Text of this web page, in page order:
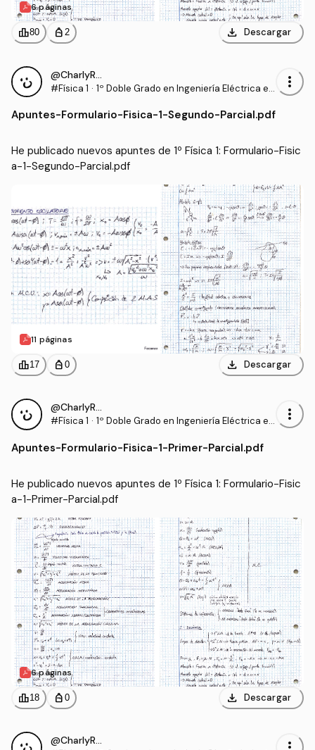
6 páginas
leaderboard80 personal_bag 2 download Descargar
@CharlyRRT
#Física 1 · 1º Doble Grado en Ingeniería Eléctrica e I
more_vert
Apuntes-Formulario-Fisica-1-Segundo-Parcial.pdf
He publicado nuevos apuntes de 1º Física 1: Formulario-Fisic
a-1-Segundo-Parcial.pdf
11 páginas
leaderboard17 personal_bag 0 download Descargar
@CharlyRRT
#Física 1 · 1º Doble Grado en Ingeniería Eléctrica e I
more_vert
Apuntes-Formulario-Fisica-1-Primer-Parcial.pdf
He publicado nuevos apuntes de 1º Física 1: Formulario-Fisic
a-1-Primer-Parcial.pdf
6 páginas
leaderboard18 personal_bag 0 download Descargar
@CharlyRRT